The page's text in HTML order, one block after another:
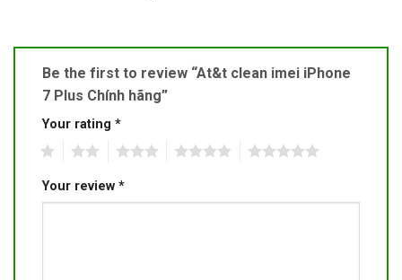
Be the first to review “At&t clean imei iPhone
7 Plus Chính hãng”
Your rating *
Your review *